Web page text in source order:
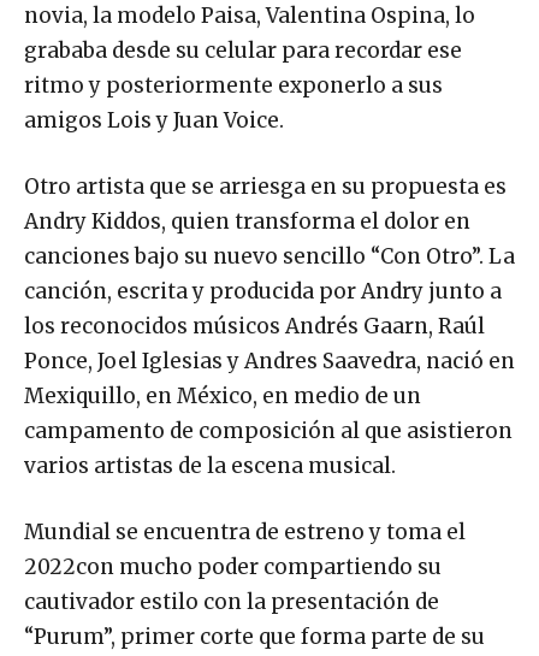
novia, la modelo Paisa, Valentina Ospina, lo
grababa desde su celular para recordar ese
ritmo y posteriormente exponerlo a sus
amigos Lois y Juan Voice.
Otro artista que se arriesga en su propuesta es
Andry Kiddos, quien transforma el dolor en
canciones bajo su nuevo sencillo “Con Otro”. La
canción, escrita y producida por Andry junto a
los reconocidos músicos Andrés Gaarn, Raúl
Ponce, Joel Iglesias y Andres Saavedra, nació en
Mexiquillo, en México, en medio de un
campamento de composición al que asistieron
varios artistas de la escena musical.
Mundial se encuentra de estreno y toma el
2022con mucho poder compartiendo su
cautivador estilo con la presentación de
“Purum”, primer corte que forma parte de su